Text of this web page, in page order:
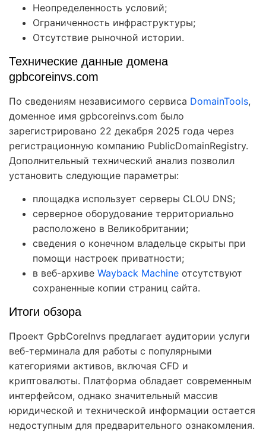
Неопределенность условий;
Ограниченность инфраструктуры;
Отсутствие рыночной истории.
Технические данные домена
gpbcoreinvs.com
По сведениям независимого сервиса DomainTools,
доменное имя gpbcoreinvs.com было
зарегистрировано 22 декабря 2025 года через
регистрационную компанию PublicDomainRegistry.
Дополнительный технический анализ позволил
установить следующие параметры:
площадка использует серверы CLOU DNS;
серверное оборудование территориально
расположено в Великобритании;
сведения о конечном владельце скрыты при
помощи настроек приватности;
в веб-архиве Wayback Machine отсутствуют
сохраненные копии страниц сайта.
Итоги обзора
Проект GpbCoreInvs предлагает аудитории услуги
веб-терминала для работы с популярными
категориями активов, включая CFD и
криптовалюты. Платформа обладает современным
интерфейсом, однако значительный массив
юридической и технической информации остается
недоступным для предварительного ознакомления.